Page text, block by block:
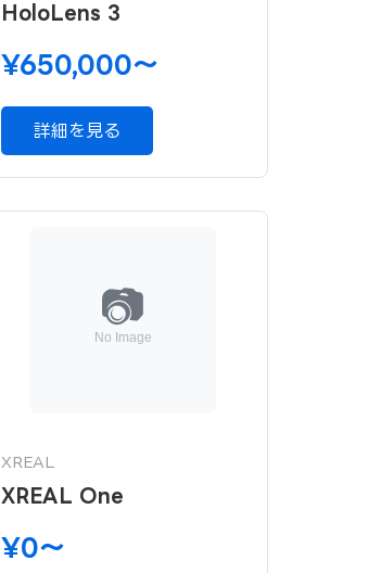
HoloLens 3
¥650,000〜
詳細を見る
XREAL
XREAL One
¥0〜